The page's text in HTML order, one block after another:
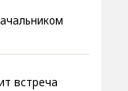
встреча